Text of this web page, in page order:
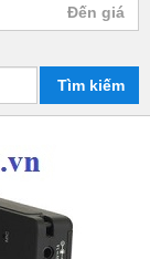
Tìm kiếm